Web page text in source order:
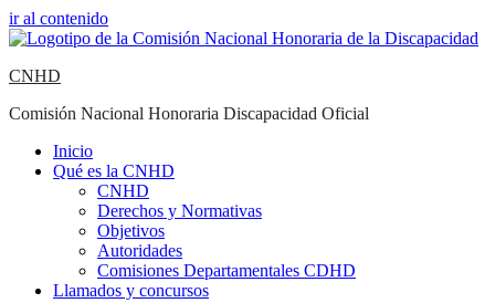
ir al contenido
CNHD
Comisión Nacional Honoraria Discapacidad Oficial
Inicio
Qué es la CNHD
CNHD
Derechos y Normativas
Objetivos
Autoridades
Comisiones Departamentales CDHD
Llamados y concursos